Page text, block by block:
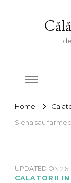
Home
Siena sau
UPDATED ON 26
CALATORII